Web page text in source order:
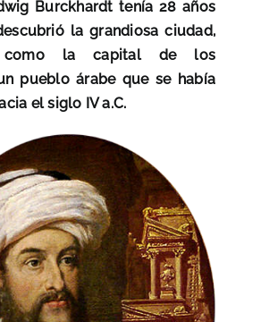
Burckhardt tenía 28 años
la grandiosa ciudad,
como la capital de los
pueblo árabe que se había
el siglo IV a.C.